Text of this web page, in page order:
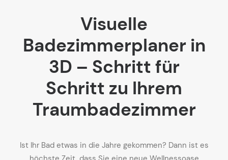
Visuelle
Badezimmerplaner in
3D – Schritt für
Schritt zu Ihrem
Traumbadezimmer
Ist Ihr Bad etwas in die Jahre gekommen? Dann ist es